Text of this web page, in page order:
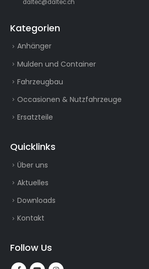
daltec@daltec.ch
Kategorien
Anhänger
Mulden und Container
Fahrzeugbau
Occasionen & Nutzfahrzeuge
Ersatzteile
Quicklinks
Über uns
Aktuelles
Downloads
Kontakt
Follow Us